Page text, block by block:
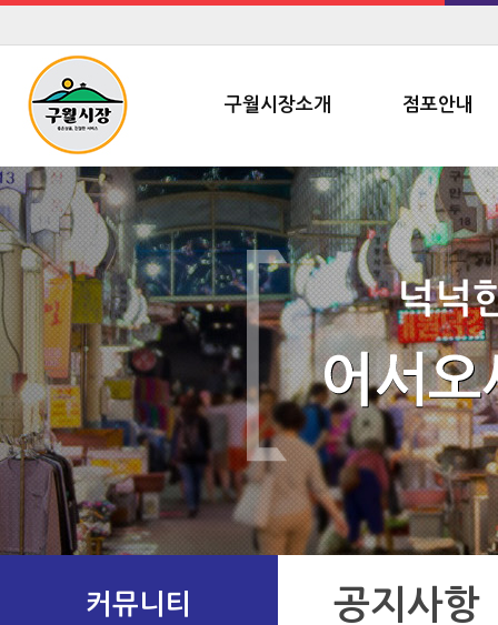
구월시장소개 점포안내
커뮤니티 공지사항